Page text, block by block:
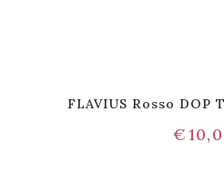
FLAVIUS Rosso DOP
€